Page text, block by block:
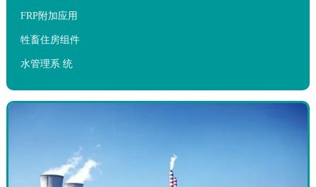
FRP附加应用
牲畜住房组件
水管理系 统